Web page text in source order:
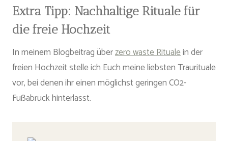
Extra Tipp: Nachhaltige Rituale für
die freie Hochzeit
In meinem Blogbeitrag überzero waste Ritualein der
freien Hochzeit stelle ich Euch meine liebsten Traurituale
vor, bei denen ihr einen möglichst geringen CO2-
Fußabruck hinterlasst.